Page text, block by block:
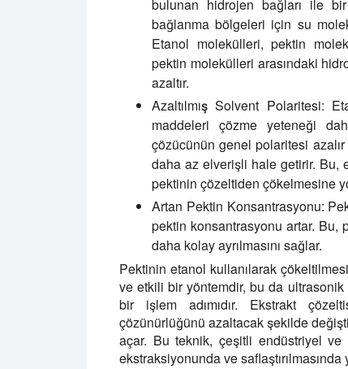
bulunan hidrojen bağları ile
bağlanma bölgeleri için su
Etanol molekülleri, pektin
pektin molekülleri arasındaki
azaltır.
Azaltılmış Solvent Polaritesi:
maddeleri çözme yeteneği
çözücünün genel polaritesi
daha az elverişli hale getirir. Bu,
pektinin çözeltiden çökelmesine
Artan Pektin Konsantrasyonu:
pektin konsantrasyonu artar. Bu,
daha kolay ayrılmasını sağlar.
Pektinin etanol kullanılarak
ve etkili bir yöntemdir, bu da ultrasonik
bir işlem adımıdır. Ekstrakt
çözünürlüğünü azaltacak şekilde
açar. Bu teknik, çeşitli endüstriyel ve
ekstraksiyonunda ve saflaştırılmasında